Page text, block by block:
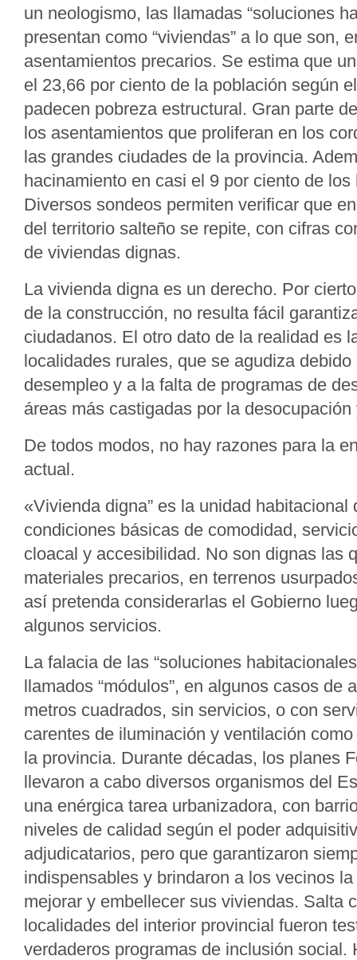
un neologismo, las llamadas “soluciones
presentan como “viviendas” a lo que son,
asentamientos precarios. Se estima que
el 23,66 por ciento de la población según
padecen pobreza estructural. Gran parte
los asentamientos que proliferan en los
las grandes ciudades de la provincia.
hacinamiento en casi el 9 por ciento de
Diversos sondeos permiten verificar que
del territorio salteño se repite, con cifras
de viviendas dignas.
La vivienda digna es un derecho. Por
de la construcción, no resulta fácil
ciudadanos. El otro dato de la realidad es
localidades rurales, que se agudiza
desempleo y a la falta de programas de
áreas más castigadas por la
De todos modos, no hay razones para la
actual.
«Vivienda digna” es la unidad habitacional
condiciones básicas de comodidad,
cloacal y accesibilidad. No son dignas las
materiales precarios, en terrenos
así pretenda considerarlas el Gobierno
algunos servicios.
La falacia de las “soluciones
llamados “módulos”, en algunos casos de
metros cuadrados, sin servicios, o con
carentes de iluminación y ventilación
la provincia. Durante décadas, los planes
llevaron a cabo diversos organismos del
una enérgica tarea urbanizadora, con
niveles de calidad según el poder
adjudicatarios, pero que garantizaron
indispensables y brindaron a los vecinos
mejorar y embellecer sus viviendas. Salta
localidades del interior provincial fueron
verdaderos programas de inclusión social.